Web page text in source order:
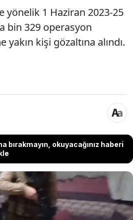
yönelik 1 Haziran 2023-25
bin 329 operasyon
kişi gözaltına alındı.
bırakmayın, okuyacağınız haberi
örgütü IŞİD'e yönelik 1 Haziran